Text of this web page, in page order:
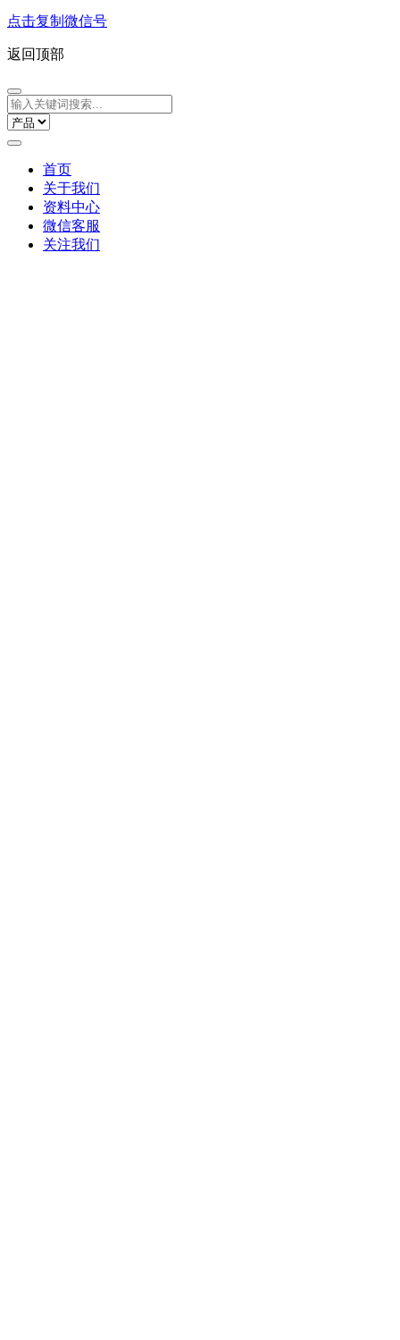
点击复制微信号
返回顶部
首页
关于我们
资料中心
微信客服
关注我们